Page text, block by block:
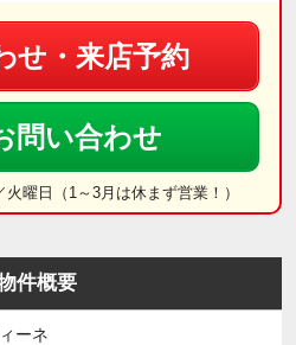
せ・来店予約
問い合わせ
曜日（1～3月は休まず営業！）
件概要
ーネ